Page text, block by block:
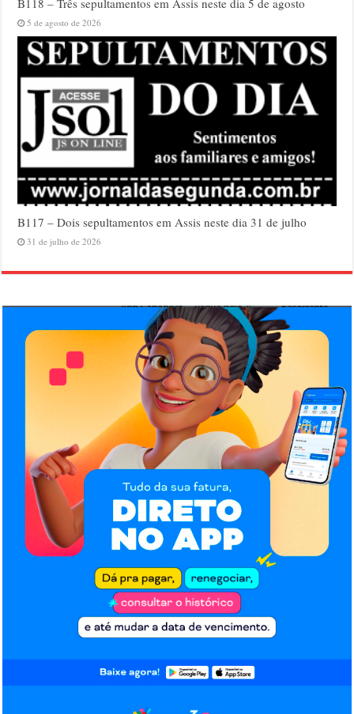
B118 – Três sepultamentos em Assis neste dia 5 de agosto
5 de agosto de 2026
B117 – Dois sepultamentos em Assis neste dia 31 de julho
31 de julho de 2026